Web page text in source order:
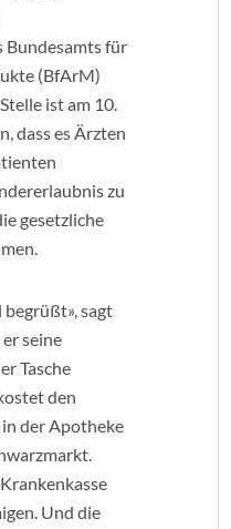
Bundesamts für
(BfArM)
ist am 10.
dass es Ärzten
zu
gesetzliche
begrüßt», sagt
seine
Tasche
den
der Apotheke
Und die